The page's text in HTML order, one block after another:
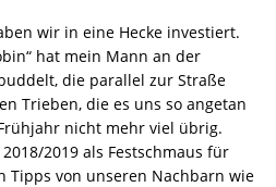
wir in eine Hecke investiert.
hat mein Mann an der
die parallel zur Straße
Trieben, die es uns so angetan
nicht mehr viel übrig.
2019 als Festschmaus für
Tipps von unseren Nachbarn wie